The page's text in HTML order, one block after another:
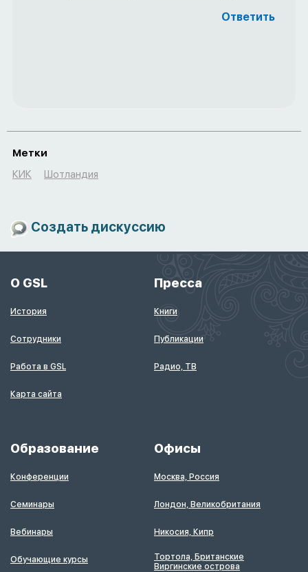
Ответить
Метки
КИК
Шотландия
Создать дискуссию
О GSL
История
Сотрудники
Работа в GSL
Карта сайта
Пресса
Книги
Публикации
Радио, ТВ
Образование
Конференции
Семинары
Вебинары
Обучающие курсы
Офисы
Москва, Россия
Лондон, Великобритания
Никосия, Кипр
Тортола, Британские
Виргинские острова